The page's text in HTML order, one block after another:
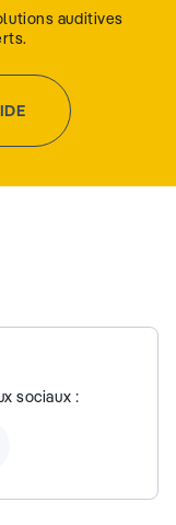
auditives
sociaux :